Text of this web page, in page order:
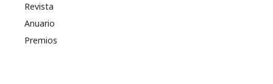
Revista
Anuario
Premios